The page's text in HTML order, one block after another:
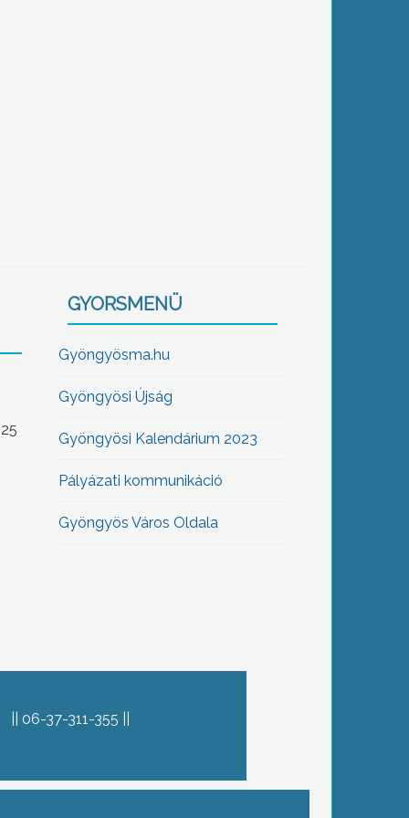
GYORSMENÜ
Gyöngyösma.hu
Gyöngyösi Újság
Gyöngyösi Kalendárium 2023
Pályázati kommunikáció
Gyöngyös Város Oldala
06-37-311-355